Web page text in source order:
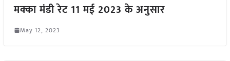
मक्का मंडी रेट 11 मई 2023 के अनुसार
May 12, 2023